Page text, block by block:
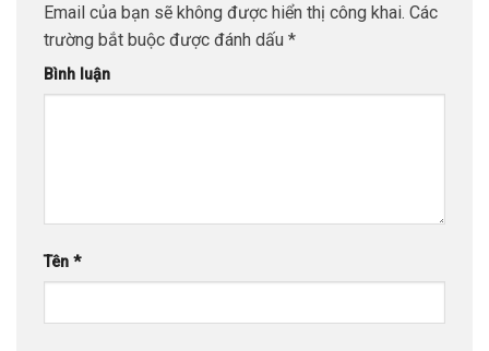
Email của bạn sẽ không được hiển thị công khai. Các
trường bắt buộc được đánh dấu *
Bình luận
Tên *